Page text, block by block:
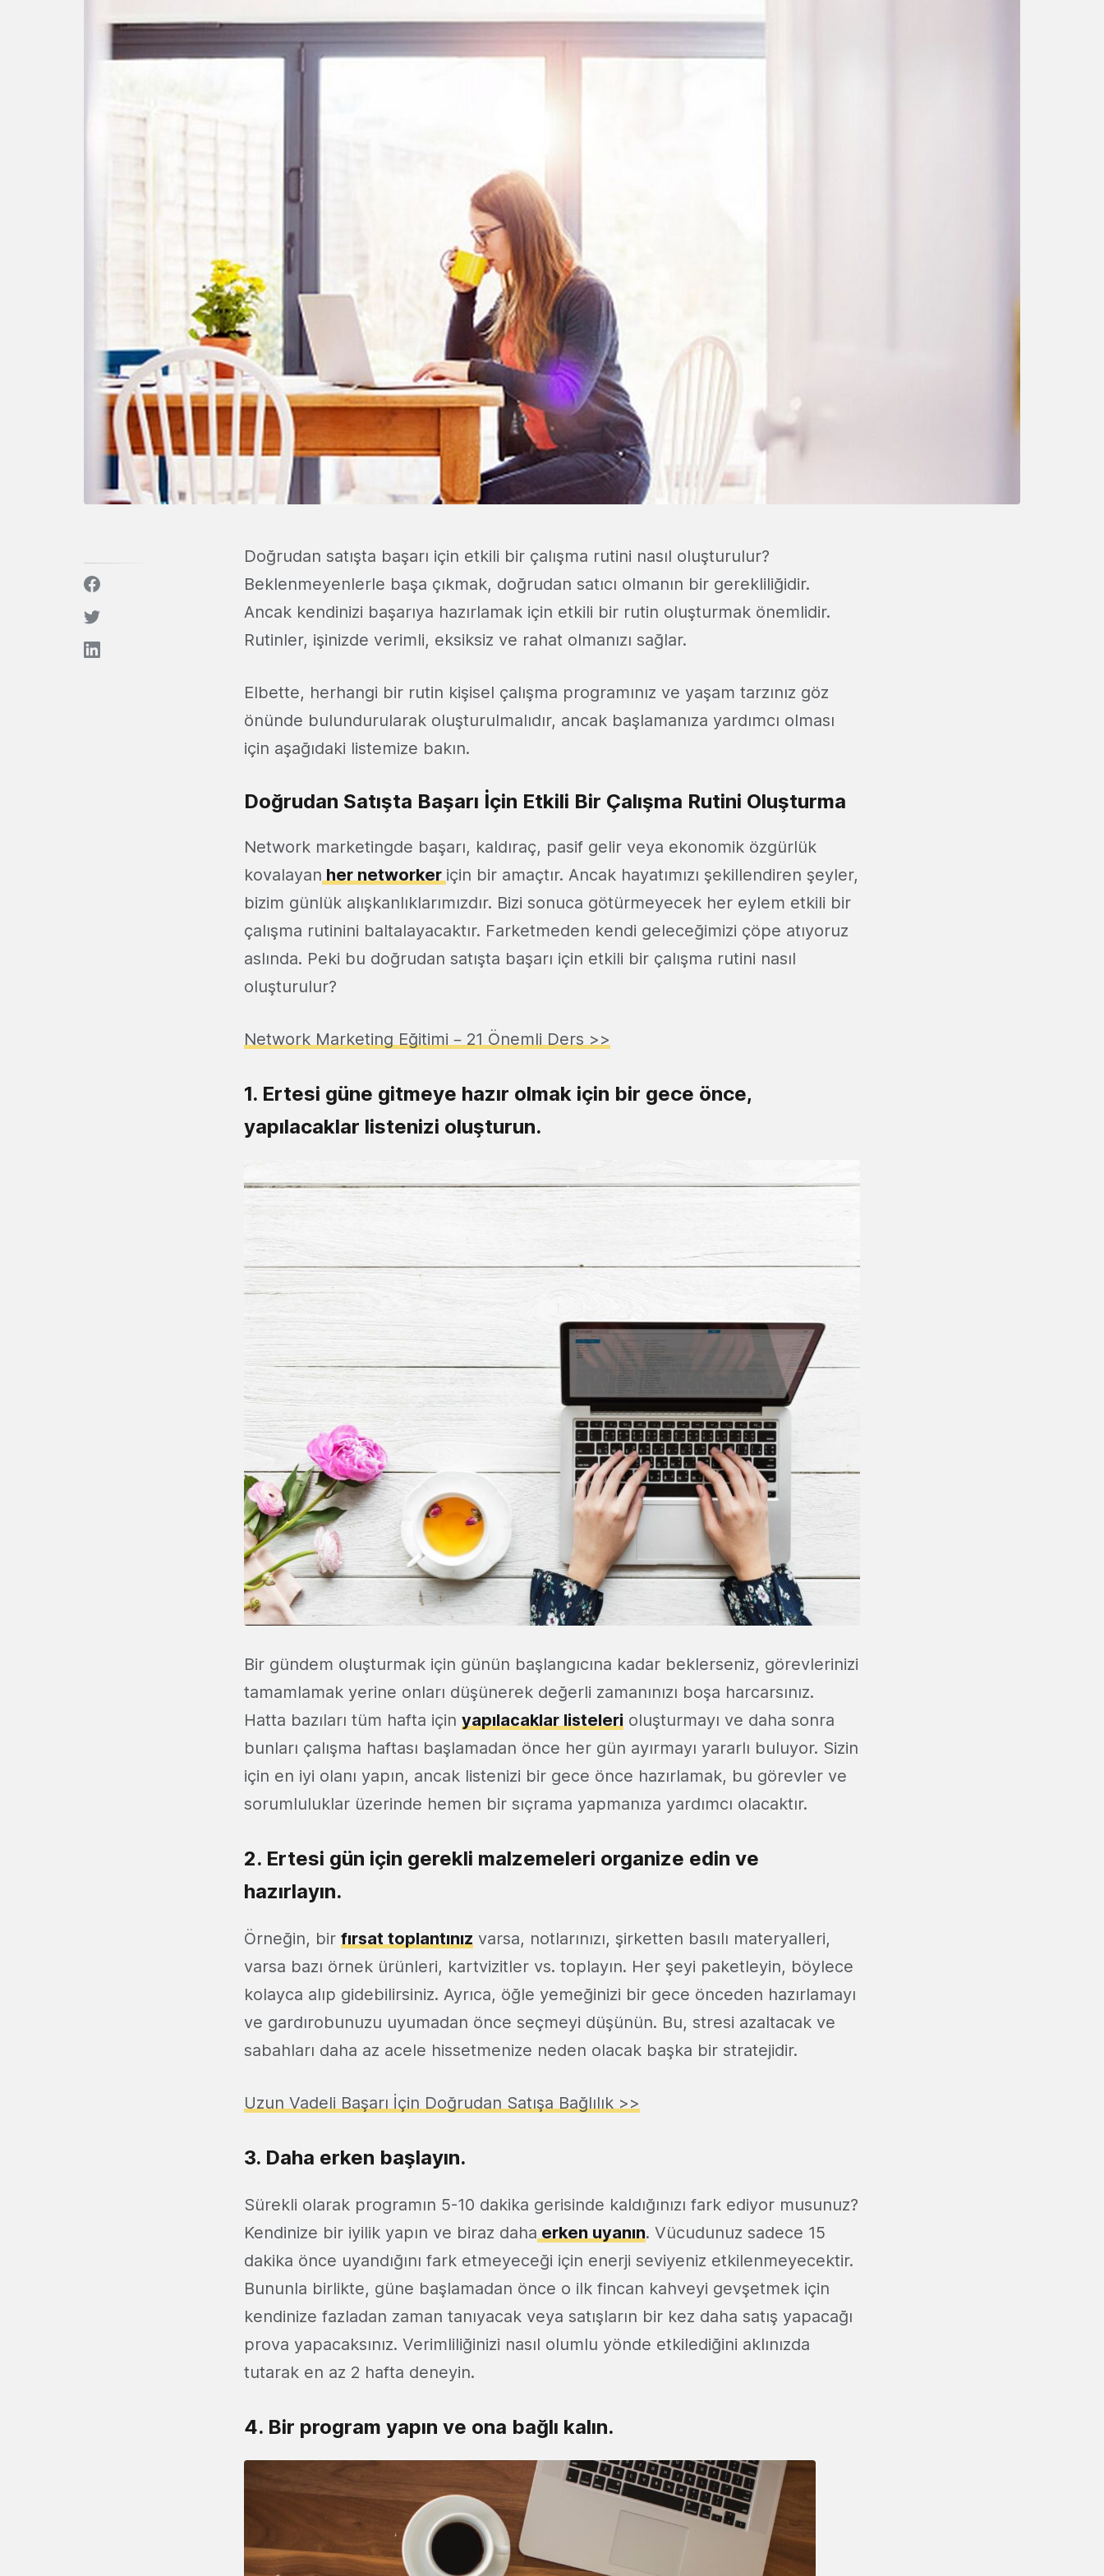
Doğrudan satışta başarı için etkili bir çalışma rutini nasıl oluşturulur?
Beklenmeyenlerle başa çıkmak, doğrudan satıcı olmanın bir gerekliliğidir.
Ancak kendinizi başarıya hazırlamak için etkili bir rutin oluşturmak önemlidir.
Rutinler, işinizde verimli, eksiksiz ve rahat olmanızı sağlar.
Elbette, herhangi bir rutin kişisel çalışma programınız ve yaşam tarzınız göz
önünde bulundurularak oluşturulmalıdır, ancak başlamanıza yardımcı olması
için aşağıdaki listemize bakın.
Doğrudan Satışta Başarı İçin Etkili Bir Çalışma Rutini Oluşturma
Network marketingde başarı, kaldıraç, pasif gelir veya ekonomik özgürlük
kovalayan her networker için bir amaçtır. Ancak hayatımızı şekillendiren şeyler,
bizim günlük alışkanlıklarımızdır. Bizi sonuca götürmeyecek her eylem etkili bir
çalışma rutinini baltalayacaktır. Farketmeden kendi geleceğimizi çöpe atıyoruz
aslında. Peki bu doğrudan satışta başarı için etkili bir çalışma rutini nasıl
oluşturulur?
Network Marketing Eğitimi – 21 Önemli Ders >>
1. Ertesi güne gitmeye hazır olmak için bir gece önce,
yapılacaklar listenizi oluşturun.
Bir gündem oluşturmak için günün başlangıcına kadar beklerseniz, görevlerinizi
tamamlamak yerine onları düşünerek değerli zamanınızı boşa harcarsınız.
Hatta bazıları tüm hafta için yapılacaklar listeleri oluşturmayı ve daha sonra
bunları çalışma haftası başlamadan önce her gün ayırmayı yararlı buluyor. Sizin
için en iyi olanı yapın, ancak listenizi bir gece önce hazırlamak, bu görevler ve
sorumluluklar üzerinde hemen bir sıçrama yapmanıza yardımcı olacaktır.
2. Ertesi gün için gerekli malzemeleri organize edin ve
hazırlayın.
Örneğin, bir fırsat toplantınız varsa, notlarınızı, şirketten basılı materyalleri,
varsa bazı örnek ürünleri, kartvizitler vs. toplayın. Her şeyi paketleyin, böylece
kolayca alıp gidebilirsiniz. Ayrıca, öğle yemeğinizi bir gece önceden hazırlamayı
ve gardırobunuzu uyumadan önce seçmeyi düşünün. Bu, stresi azaltacak ve
sabahları daha az acele hissetmenize neden olacak başka bir stratejidir.
Uzun Vadeli Başarı İçin Doğrudan Satışa Bağlılık >>
3. Daha erken başlayın.
Sürekli olarak programın 5-10 dakika gerisinde kaldığınızı fark ediyor musunuz?
Kendinize bir iyilik yapın ve biraz daha erken uyanın. Vücudunuz sadece 15
dakika önce uyandığını fark etmeyeceği için enerji seviyeniz etkilenmeyecektir.
Bununla birlikte, güne başlamadan önce o ilk fincan kahveyi gevşetmek için
kendinize fazladan zaman tanıyacak veya satışların bir kez daha satış yapacağı
prova yapacaksınız. Verimliliğinizi nasıl olumlu yönde etkilediğini aklınızda
tutarak en az 2 hafta deneyin.
4. Bir program yapın ve ona bağlı kalın.